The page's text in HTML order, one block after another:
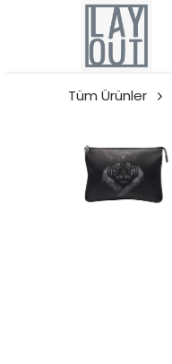
Tüm Ürünler